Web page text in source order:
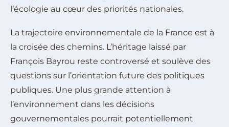
l’écologie au cœur des priorités nationales.
La trajectoire environnementale de la France est à
la croisée des chemins. L’héritage laissé par
François Bayrou reste controversé et soulève des
questions sur l’orientation future des politiques
publiques. Une plus grande attention à
l’environnement dans les décisions
gouvernementales pourrait potentiellement